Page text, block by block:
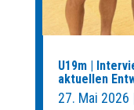
U19m |
aktuellen
27. Mai 2026